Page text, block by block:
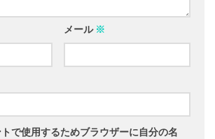
メール ※
で使用するためブラウザーに自分の名